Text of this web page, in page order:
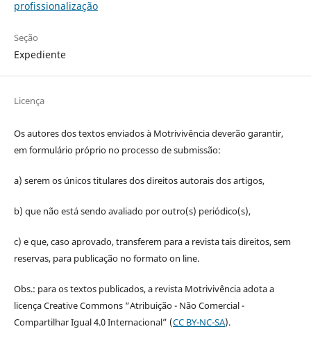
profissionalização
Seção
Expediente
Licença
Os autores dos textos enviados à Motrivivência deverão garantir,
em formulário próprio no processo de submissão:
a) serem os únicos titulares dos direitos autorais dos artigos,
b) que não está sendo avaliado por outro(s) periódico(s),
c) e que, caso aprovado, transferem para a revista tais direitos, sem
reservas, para publicação no formato on line.
Obs.: para os textos publicados, a revista Motrivivência adota a
licença Creative Commons “Atribuição - Não Comercial -
Compartilhar Igual 4.0 Internacional” (CC BY-NC-SA).